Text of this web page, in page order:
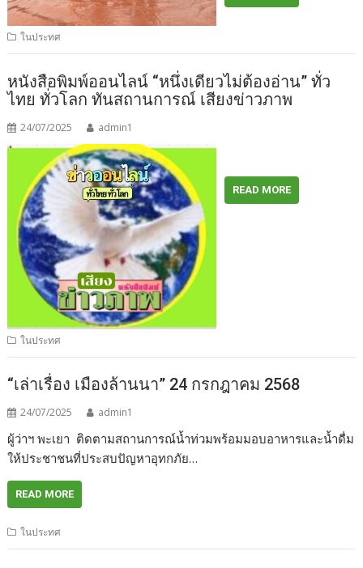
ในประทศ
หนังสือพิมพ์ออนไลน์ “หนึ่งเดียวไม่ต้องอ่าน” ทั่ว
ไทย ทั่วโลก ทันสถานการณ์ เสียงข่าวภาพ
24/07/2025 admin1
READ MORE
ในประทศ
“เล่าเรื่อง เมืองล้านนา” 24 กรกฎาคม 2568
24/07/2025 admin1
ผู้ว่าฯ พะเยา ติดตามสถานการณ์น้ำท่วมพร้อมมอบอาหารและน้ำดื่ม
ให้ประชาชนที่ประสบปัญหาอุทกภัย…
READ MORE
ในประทศ